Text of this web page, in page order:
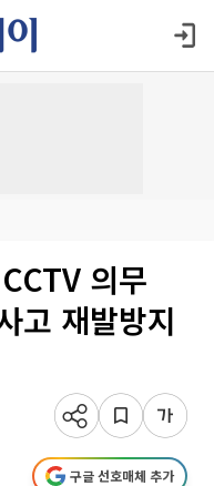
의무
고 재발방지
구글 선호매체 추가